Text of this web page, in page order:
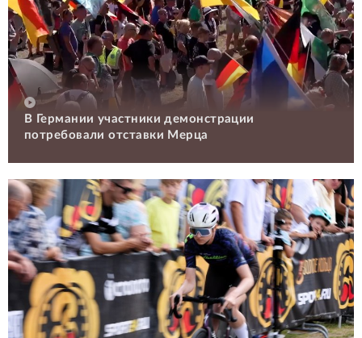
В Германии участники демонстрации
потребовали отставки Мерца